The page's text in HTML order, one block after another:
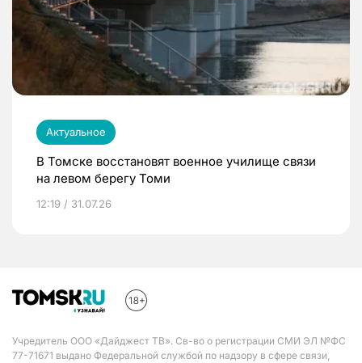
Актуальное
В Томске восстановят военное училище связи
на левом берегу Томи
12:19 / 31.07.26
Учредитель ООО «Дайджест ТВ». Св-во о регистрации СМИ ЭЛ №ФС
77-71671 выдано Федеральной службой по надзору в сфере связи,